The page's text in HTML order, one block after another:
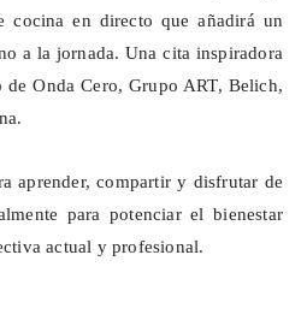
cocina en directo que añadirá un
a la jornada. Una cita inspiradora
Onda Cero, Grupo ART, Belich,
.
aprender, compartir y disfrutar de
para potenciar el bienestar
actual y profesional.